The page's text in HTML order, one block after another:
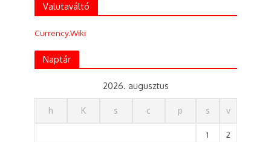
Valutaváltó
Currency.Wiki
Naptár
2026. augusztus
h K s c p s v
1 2